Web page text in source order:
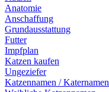
Anatomie
Anschaffung
Grundausstattung
Futter
Impfplan
Katzen kaufen
Ungeziefer
Katzennamen / Katernamen